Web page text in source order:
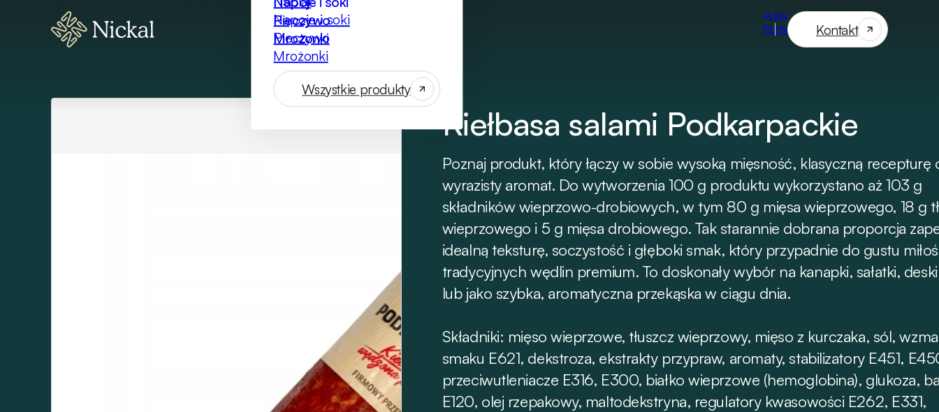
Napoje i soki
Pieczywo
Mrożonki
Wszystkie produkty
PLEN Kontakt
Kiełbasa salami Podkarpackie
Poznaj produkt, który łączy w sobie wysoką mięsność, klasyczną recepturę
wyrazisty aromat. Do wytworzenia 100 g produktu wykorzystano aż 103 g
składników wieprzowo-drobiowych, w tym 80 g mięsa wieprzowego, 18 g
wieprzowego i 5 g mięsa drobiowego. Tak starannie dobrana proporcja
idealną teksturę, soczystość i głęboki smak, który przypadnie do gustu
tradycyjnych wędlin premium. To doskonały wybór na kanapki, sałatki,
lub jako szybka, aromatyczna przekąska w ciągu dnia.
Składniki: mięso wieprzowe, tłuszcz wieprzowy, mięso z kurczaka, sól,
smaku E621, dekstroza, ekstrakty przypraw, aromaty, stabilizatory E451,
przeciwutleniacze E316, E300, białko wieprzowe (hemoglobina), glukoza,
E120, olej rzepakowy, maltodekstryna, regulatory kwasowości E262, E331,